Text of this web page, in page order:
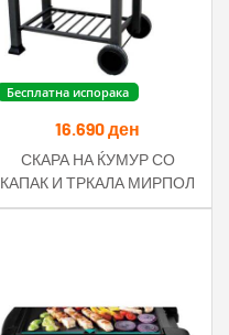
Бесплатна испорака
16.690ден
СКАРА НА ЌУМУР СО
КАПАК И ТРКАЛА МИРПОЛ
ПРЕМИУМ